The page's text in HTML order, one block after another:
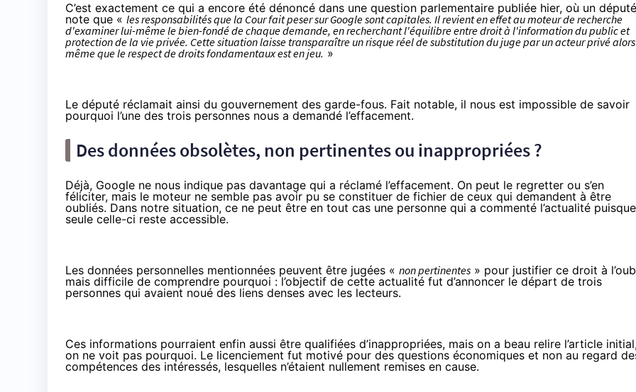
C’est exactement ce qui a encore été dénoncé dans une question parlementaire publiée hier, où un député
note que « les responsabilités que la Cour fait peser sur Google sont capitales. Il revient en effet au moteur de recherche
d'examiner lui-même le bien-fondé de chaque demande, en recherchant l'équilibre entre droit à l'information du public et
protection de la vie privée. Cette situation laisse transparaître un risque réel de substitution du juge par un acteur privé alors
même que le respect de droits fondamentaux est en jeu. »
Le député réclamait ainsi du gouvernement des garde-fous. Fait notable, il nous est impossible de savoir
pourquoi l’une des trois personnes nous a demandé l’effacement.
Des données obsolètes, non pertinentes ou inappropriées ?
Déjà, Google ne nous indique pas davantage qui a réclamé l’effacement. On peut le regretter ou s’en
féliciter, mais le moteur ne semble pas avoir pu se constituer de fichier de ceux qui demandent à être
oubliés. Dans notre situation, ce ne peut être en tout cas une personne qui a commenté l’actualité puisque
seule celle-ci reste accessible.
Les données personnelles mentionnées peuvent être jugées « non pertinentes » pour justifier ce droit à
mais difficile de comprendre pourquoi : l’objectif de cette actualité fut d’annoncer le départ de trois
personnes qui avaient noué des liens denses avec les lecteurs.
Ces informations pourraient enfin aussi être qualifiées d’inappropriées, mais on a beau relire l’article
on ne voit pas pourquoi. Le licenciement fut motivé pour des questions économiques et non au regard
compétences des intéressés, lesquelles n’étaient nullement remises en cause.